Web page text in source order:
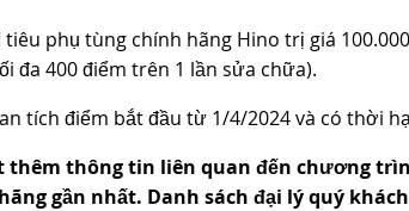
tiêu phụ tùng chính hãng Hino trị giá
đa 400 điểm trên 1 lần sửa chữa).
tích điểm bắt đầu từ 1/4/2024 và có thời
thêm thông tin liên quan đến chương
gần nhất. Danh sách đại lýquý